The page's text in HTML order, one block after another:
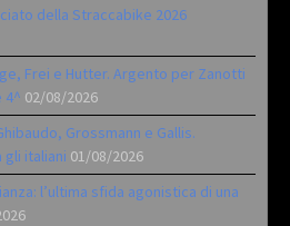
della Straccabike 2026
Frei e Hutter. Argento per Zanotti
4^ 02/08/2026
Grossmann e Gallis.
gli italiani 01/08/2026
l’ultima sfida agonistica di una